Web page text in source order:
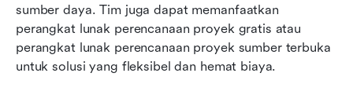
sumber daya. Tim juga dapat memanfaatkan
perangkat lunak perencanaan proyek gratis atau
perangkat lunak perencanaan proyek sumber terbuka
untuk solusi yang fleksibel dan hemat biaya.